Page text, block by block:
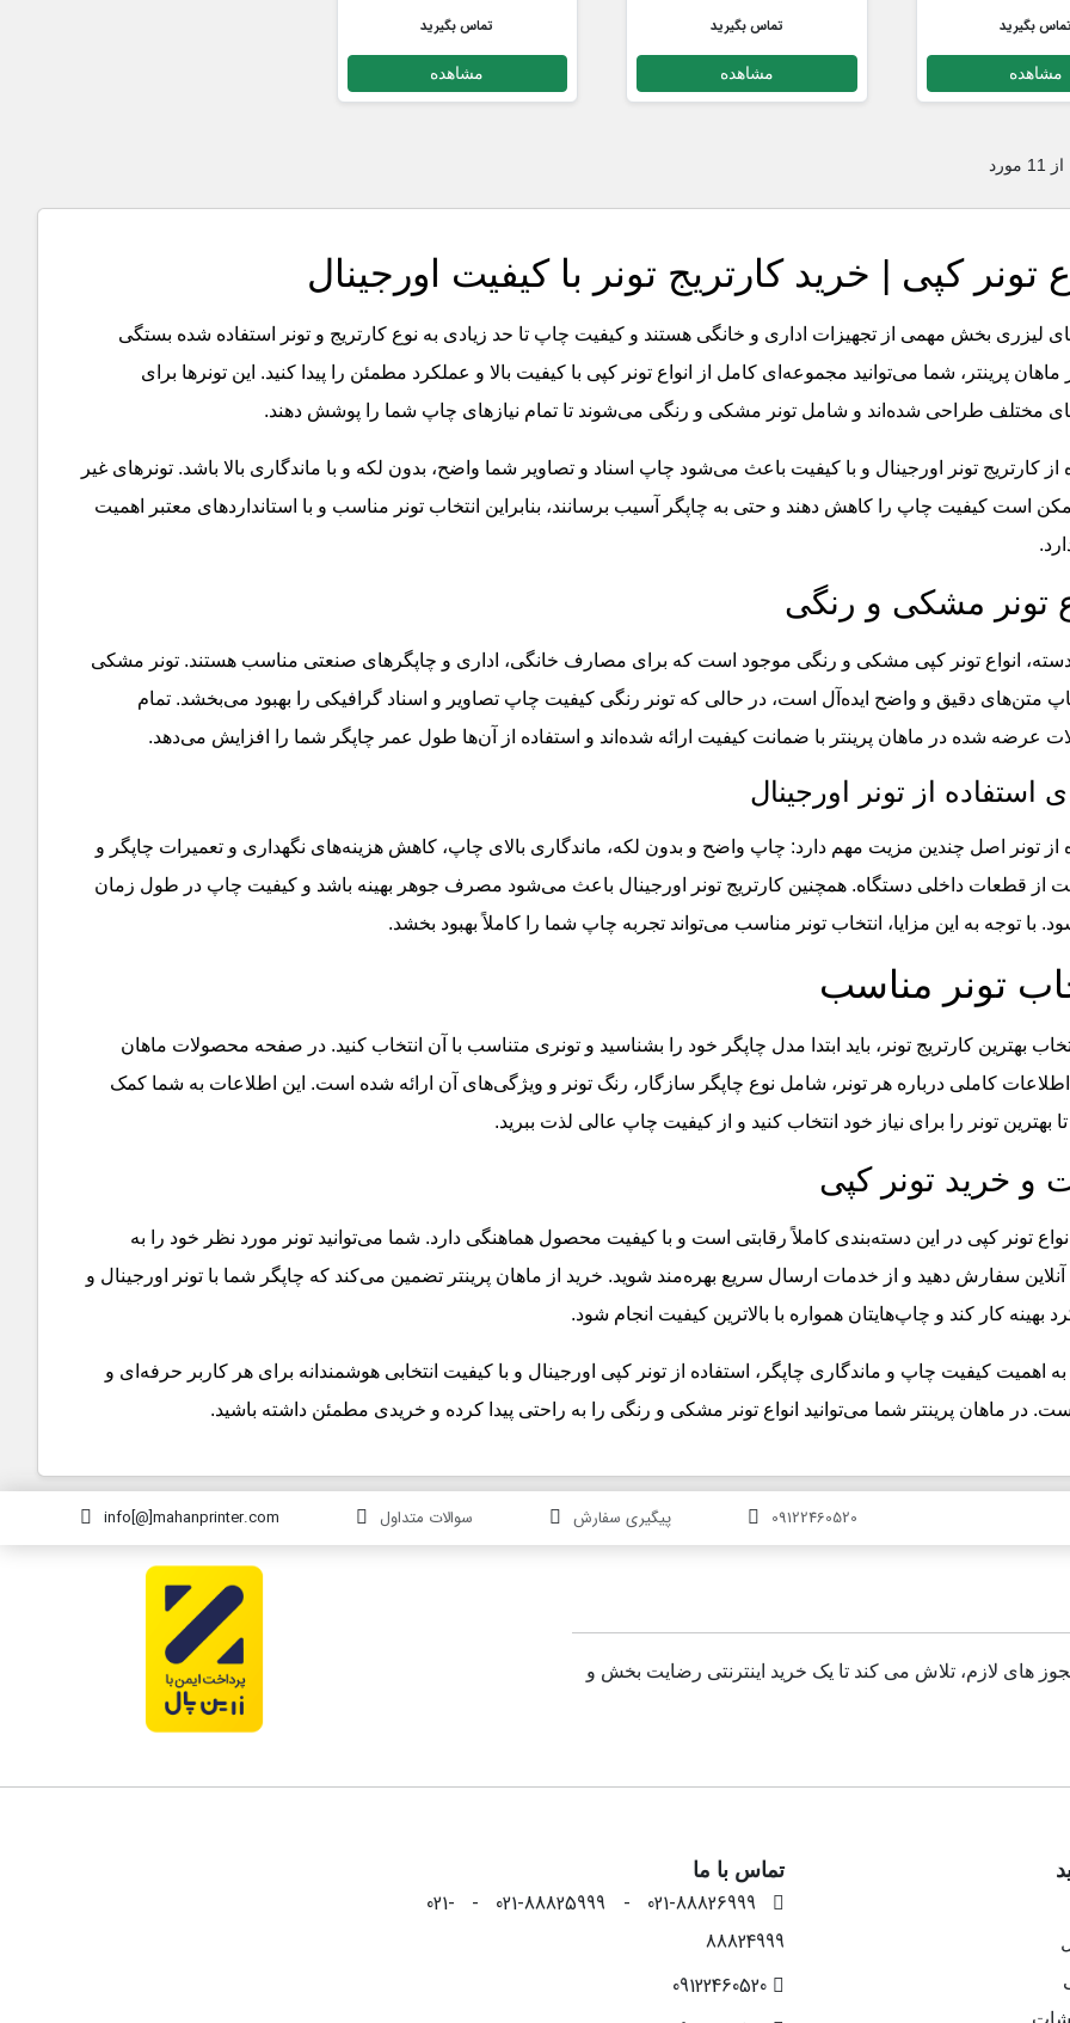
بگیرید
مشاهده
تماس بگیرید
مشاهده
تماس بگیرید
مشاهده
تونر کپی | خرید کارتریج تونر با کیفیت اورجینال
لیزری بخش مهمی از تجهیزات اداری و خانگی هستند و کیفیت چاپ تا حد زیادی به نوع کارتریج و تونر استفاده شده بستگی
ماهان پرینتر، شما می‌توانید مجموعه‌ای کامل از انواع تونر کپی با کیفیت بالا و عملکرد مطمئن را پیدا کنید. این تونرها برای
مختلف طراحی شده‌اند و شامل تونر مشکی و رنگی می‌شوند تا تمام نیازهای چاپ شما را پوشش دهند.
از کارتریج تونر اورجینال و با کیفیت باعث می‌شود چاپ اسناد و تصاویر شما واضح، بدون لکه و با ماندگاری بالا باشد. تونرهای غیر
است کیفیت چاپ را کاهش دهند و حتی به چاپگر آسیب برسانند، بنابراین انتخاب تونر مناسب و با استانداردهای معتبر اهمیت
.
تونر مشکی و رنگی
دسته، انواع تونر کپی مشکی و رنگی موجود است که برای مصارف خانگی، اداری و چاپگرهای صنعتی مناسب هستند. تونر مشکی
متن‌های دقیق و واضح ایده‌آل است، در حالی که تونر رنگی کیفیت چاپ تصاویر و اسناد گرافیکی را بهبود می‌بخشد. تمام
عرضه شده در ماهان پرینتر با ضمانت کیفیت ارائه شده‌اند و استفاده از آن‌ها طول عمر چاپگر شما را افزایش می‌دهد.
استفاده از تونر اورجینال
از تونر اصل چندین مزیت مهم دارد: چاپ واضح و بدون لکه، ماندگاری بالای چاپ، کاهش هزینه‌های نگهداری و تعمیرات چاپگر و
از قطعات داخلی دستگاه. همچنین کارتریج تونر اورجینال باعث می‌شود مصرف جوهر بهینه باشد و کیفیت چاپ در طول زمان
با توجه به این مزایا، انتخاب تونر مناسب می‌تواند تجربه چاپ شما را کاملاً بهبود بخشد.
تونر مناسب
بهترین کارتریج تونر، باید ابتدا مدل چاپگر خود را بشناسید و تونری متناسب با آن انتخاب کنید. در صفحه محصولات ماهان
اطلاعات کاملی درباره هر تونر، شامل نوع چاپگر سازگار، رنگ تونر و ویژگی‌های آن ارائه شده است. این اطلاعات به شما کمک
بهترین تونر را برای نیاز خود انتخاب کنید و از کیفیت چاپ عالی لذت ببرید.
و خرید تونر کپی
تونر کپی در این دسته‌بندی کاملاً رقابتی است و با کیفیت محصول هماهنگی دارد. شما می‌توانید تونر مورد نظر خود را به
سفارش دهید و از خدمات ارسال سریع بهره‌مند شوید. خرید از ماهان پرینتر تضمین می‌کند که چاپگر شما با تونر اورجینال و
بهینه کار کند و چاپ‌هایتان همواره با بالاترین کیفیت انجام شود.
به اهمیت کیفیت چاپ و ماندگاری چاپگر، استفاده از تونر کپی اورجینال و با کیفیت انتخابی هوشمندانه برای هر کاربر حرفه‌ای و
در ماهان پرینتر شما می‌توانید انواع تونر مشکی و رنگی را به راحتی پیدا کرده و خریدی مطمئن داشته باشید.
info[@]mahanprinter.com سوالات متداول پیگیری سفارش 09122460520
های لازم، تلاش می کند تا یک خرید اینترنتی رضایت بخش و
تماس با ما
021-88826999 - 021-88825999 - 021-
88824999